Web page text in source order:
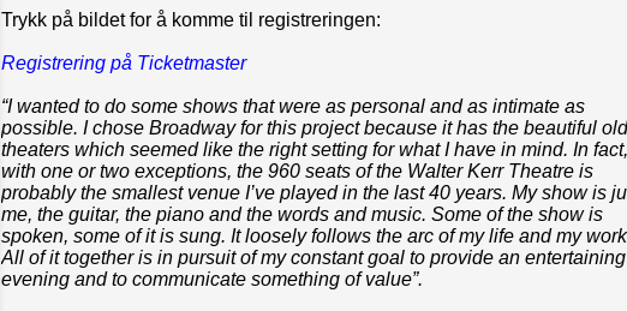
Trykk på bildet for å komme til registreringen:
Registrering på Ticketmaster
“I wanted to do some shows that were as personal and as intimate as
possible. I chose Broadway for this project because it has the beautiful old
theaters which seemed like the right setting for what I have in mind. In fact,
with one or two exceptions, the 960 seats of the Walter Kerr Theatre is
probably the smallest venue I’ve played in the last 40 years. My show is
me, the guitar, the piano and the words and music. Some of the show is
spoken, some of it is sung. It loosely follows the arc of my life and my
All of it together is in pursuit of my constant goal to provide an entertaining
evening and to communicate something of value”.